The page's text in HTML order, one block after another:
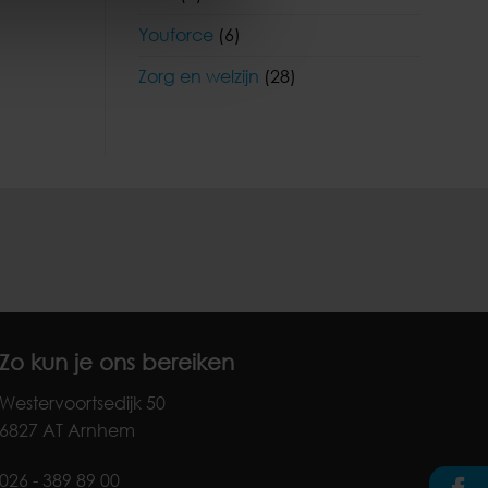
Youforce (6)
Zorg en welzijn (28)
Zo kun je ons bereiken
Westervoortsedijk 50
6827 AT Arnhem
026 - 389 89 00